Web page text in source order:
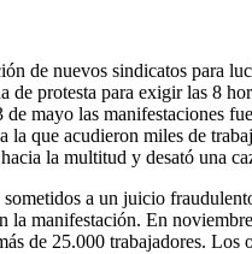
de nuevos sindicatos para
protesta para exigir las 8
mayo las manifestaciones
que acudieron miles de
la multitud y desató una
a un juicio
manifestación. En
de 25.000 trabajadores. Los